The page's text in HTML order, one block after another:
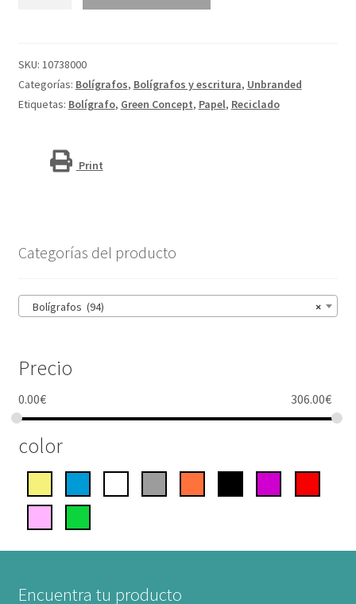
"Asilah"
(tinta
azul)
SKU: 10738000
Categorías: Bolígrafos, Bolígrafos y escritura, Unbranded
Etiquetas: Bolígrafo, Green Concept, Papel, Reciclado
Print
Categorías del producto
×
Bolígrafos (94)
Precio
0.00€ 306.00€
color
Encuentra tu producto